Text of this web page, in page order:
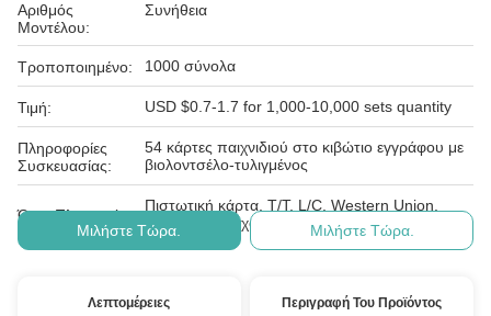
Αριθμός
Μοντέλου:
Συνήθεια
Τροποποιημένο: 1000 σύνολα
Τιμή: USD $0.7-1.7 for 1,000-10,000 sets quantity
Πληροφορίες
Συσκευασίας:
54 κάρτες παιχνιδιού στο κιβώτιο εγγράφου με
βιολοντσέλο-τυλιγμένος
Όροι Πληρωμής:
Πιστωτική κάρτα, T/T, L/C, Western Union,
Paypal, ε-έλεγχος, D/A, D/P,
Μιλήστε Τώρα. Μιλήστε Τώρα.
Λεπτομέρειες Περιγραφή Του Προϊόντος